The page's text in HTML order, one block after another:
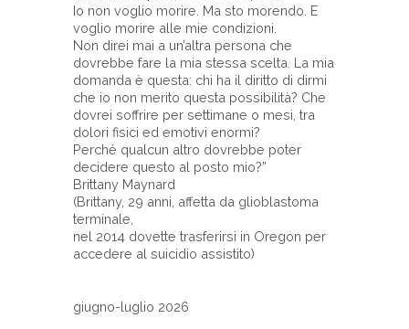
Io non voglio morire. Ma sto morendo. E
voglio morire alle mie condizioni.
Non direi mai a un’altra persona che
dovrebbe fare la mia stessa scelta. La mia
domanda è questa: chi ha il diritto di dirmi
che io non merito questa possibilità? Che
dovrei soffrire per settimane o mesi, tra
dolori fisici ed emotivi enormi?
Perché qualcun altro dovrebbe poter
decidere questo al posto mio?”
Brittany Maynard
(Brittany, 29 anni, affetta da glioblastoma
terminale,
nel 2014 dovette trasferirsi in Oregon per
accedere al suicidio assistito)
giugno-luglio 2026